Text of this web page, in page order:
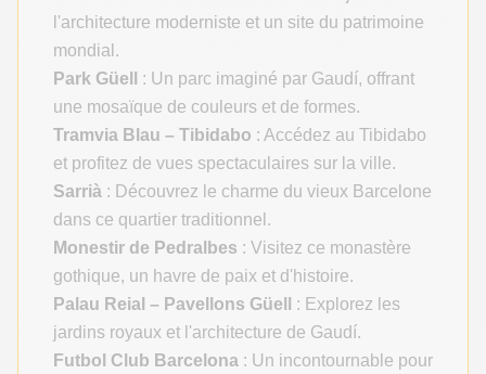
l'architecture moderniste et un site du patrimoine
mondial.
Park Güell
: Un parc imaginé par Gaudí, offrant
une mosaïque de couleurs et de formes.
Tramvia Blau – Tibidabo : Accédez au Tibidabo
et profitez de vues spectaculaires sur la ville.
Sarrià : Découvrez le charme du vieux Barcelone
dans ce quartier traditionnel.
Monestir de Pedralbes : Visitez ce monastère
gothique, un havre de paix et d'histoire.
Palau Reial – Pavellons Güell
: Explorez les
jardins royaux et l'architecture de Gaudí.
Futbol Club Barcelona : Un incontournable pour